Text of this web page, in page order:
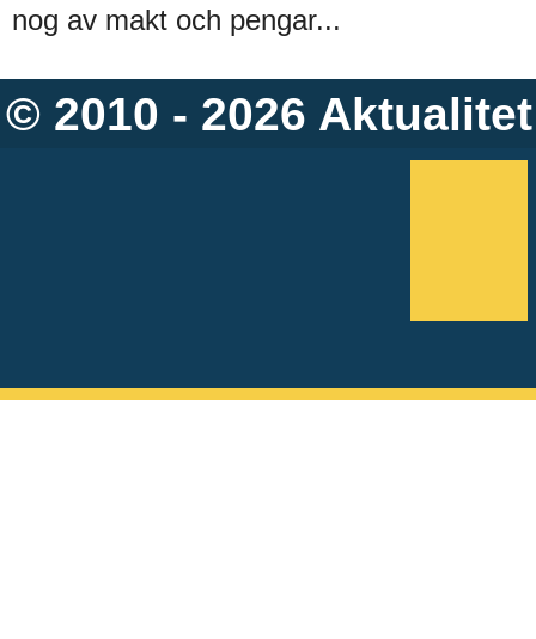
nog av makt och pengar...
© 2010 - 2026 Aktualitet